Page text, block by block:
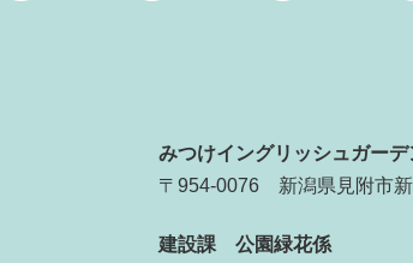
みつけイングリッシュガーデ
〒954-0076
新潟県見附市
建設課 公園緑花係